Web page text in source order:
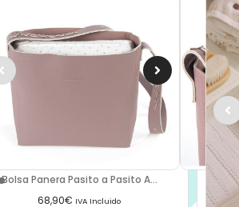
Bolsa Panera Pasito a Pasito A...
68,90€ IVA Incluido